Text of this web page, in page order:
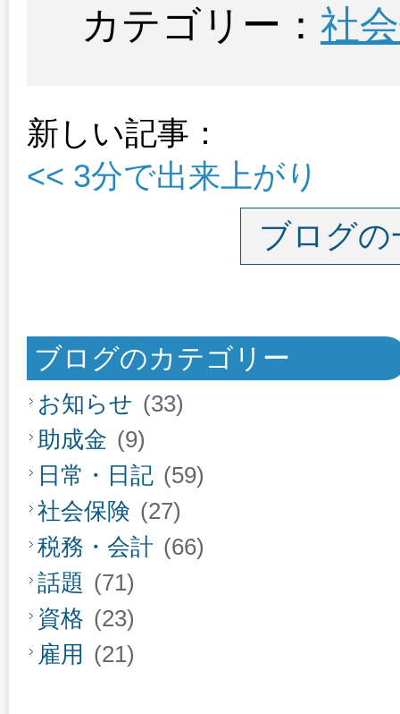
カテゴリー： 社
新しい記事：
<< 3分で出来上がり
ブログ
ブログのカテゴリー
お知らせ (33)
助成金 (9)
日常・日記 (59)
社会保険 (27)
税務・会計 (66)
話題 (71)
資格 (23)
雇用 (21)